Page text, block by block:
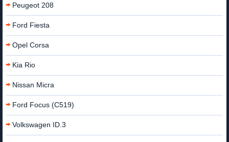
Peugeot 208
Ford Fiesta
Opel Corsa
Kia Rio
Nissan Micra
Ford Focus (C519)
Volkswagen ID.3